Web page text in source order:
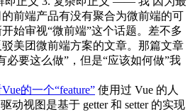
前端产品有没有聚合为微前端的可
始审视“微前端”这个话题。差不多
美团微前端方案的文章。那篇文章
必要这么做”，但是“应该如何做”我
的一个“feature” 使用过 Vue 的人
动视图是基于 getter 和 setter 的实现